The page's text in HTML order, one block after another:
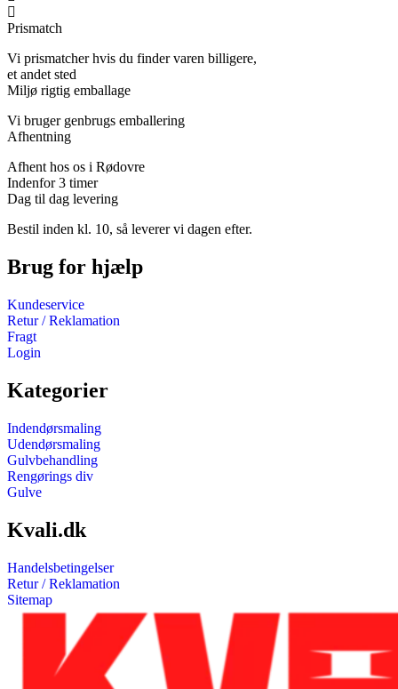
Prismatch
Vi prismatcher hvis du finder varen billigere,
et andet sted
Miljø rigtig emballage
Vi bruger genbrugs emballering
Afhentning
Afhent hos os i Rødovre
Indenfor 3 timer
Dag til dag levering
Bestil inden kl. 10, så leverer vi dagen efter.
Brug for hjælp
Kundeservice
Retur / Reklamation
Fragt
Login
Kategorier
Indendørsmaling
Udendørsmaling
Gulvbehandling
Rengørings div
Gulve
Kvali.dk
Handelsbetingelser
Retur / Reklamation
Sitemap